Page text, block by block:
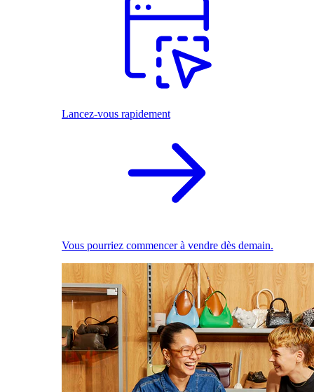
Lancez-vous rapidement
Vous pourriez commencer à vendre dès demain.